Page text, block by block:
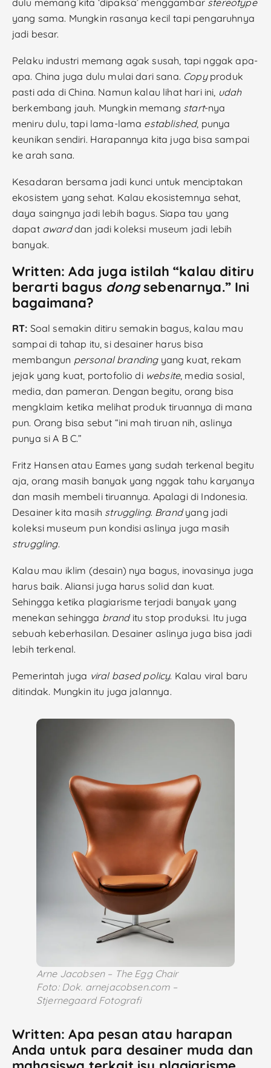
dulu memang kita ‘dipaksa’ menggambar stereotype
yang sama. Mungkin rasanya kecil tapi pengaruhnya
jadi besar.
Pelaku industri memang agak susah, tapi nggak apa-
apa. China juga dulu mulai dari sana. Copyproduk
pasti ada di China. Namun kalau lihat hari ini, udah
berkembang jauh. Mungkin memang start-nya
meniru dulu, tapi lama-lama established, punya
keunikan sendiri. Harapannya kita juga bisa sampai
ke arah sana.
Kesadaran bersama jadi kunci untuk menciptakan
ekosistem yang sehat. Kalau ekosistemnya sehat,
daya saingnya jadi lebih bagus. Siapa tau yang
dapat awarddan jadi koleksi museum jadi lebih
banyak.
Written: Ada juga istilah “kalau ditiru
berarti bagus dongsebenarnya.” Ini
bagaimana?
RT: Soal semakin ditiru semakin bagus, kalau mau
sampai di tahap itu, si desainer harus bisa
membangun personal brandingyang kuat, rekam
jejak yang kuat, portofolio di website, media sosial,
media, dan pameran. Dengan begitu, orang bisa
mengklaim ketika melihat produk tiruannya di mana
pun. Orang bisa sebut “ini mah tiruan nih, aslinya
punya si A B C.”
Fritz Hansen atau Eames yang sudah terkenal begitu
aja, orang masih banyak yang nggak tahu karyanya
dan masih membeli tiruannya. Apalagi di Indonesia.
Desainer kita masih struggling. Brandyang jadi
koleksi museum pun kondisi aslinya juga masih
struggling.
Kalau mau iklim (desain) nya bagus, inovasinya juga
harus baik. Aliansi juga harus solid dan kuat.
Sehingga ketika plagiarisme terjadi banyak yang
menekan sehingga branditu stop produksi. Itu juga
sebuah keberhasilan. Desainer aslinya juga bisa jadi
lebih terkenal.
Pemerintah juga viral based policy. Kalau viral baru
ditindak. Mungkin itu juga jalannya.
Arne Jacobsen – The Egg Chair
Foto: Dok. arnejacobsen.com –
Stjernegaard Fotografi
Written: Apa pesan atau harapan
Anda untuk para desainer muda dan